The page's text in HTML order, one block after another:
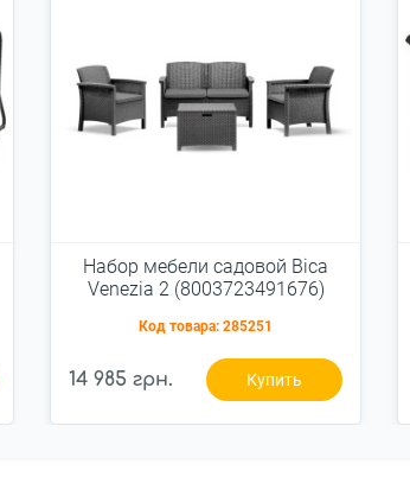
Набор мебели садовой Bica
Venezia 2 (8003723491676)
Код товара: 285251
14 985 грн. Купить